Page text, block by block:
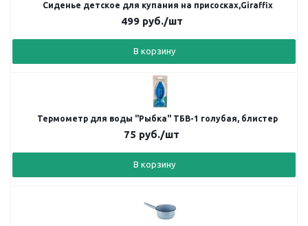
Сиденье детское для купания на присосках,Giraffix
499руб./шт
В корзину
Термометр для воды "Рыбка" ТБВ-1 голубая, блистер
75 руб./шт
В корзину